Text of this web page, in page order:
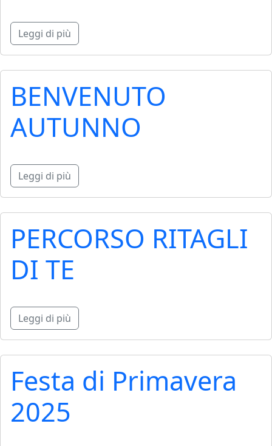
Leggi di più
BENVENUTO
AUTUNNO
Leggi di più
PERCORSO RITAGLI
DI TE
Leggi di più
Festa di Primavera
2025